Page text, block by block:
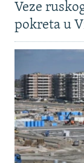
Veze
pokreta u